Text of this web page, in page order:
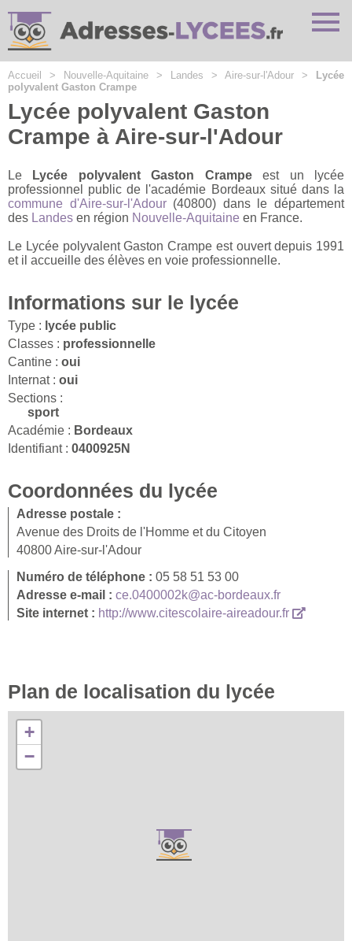
Accueil > Nouvelle-Aquitaine > Landes > Aire-sur-l'Adour > Lycée
polyvalent Gaston Crampe
Lycée polyvalent Gaston
Crampe à Aire-sur-l'Adour
Le Lycée polyvalent Gaston Crampeest un lycée
professionnel public de l'académie Bordeaux situé dans la
commune d'Aire-sur-l'Adour(40800) dans le département
des Landes en région Nouvelle-Aquitaine en France.
Le Lycée polyvalent Gaston Crampe est ouvert depuis 1991
et il accueille des élèves en voie professionnelle.
Informations sur le lycée
Type : lycée public
Classes : professionnelle
Cantine : oui
Internat : oui
Sections :
sport
Académie : Bordeaux
Identifiant : 0400925N
Coordonnées du lycée
Adresse postale :
Avenue des Droits de l'Homme et du Citoyen
40800 Aire-sur-l'Adour
Numéro de téléphone : 05 58 51 53 00
Adresse e-mail : ce.0400002k@ac-bordeaux.fr
Site internet : http://www.citescolaire-aireadour.fr
Plan de localisation du lycée
+
−